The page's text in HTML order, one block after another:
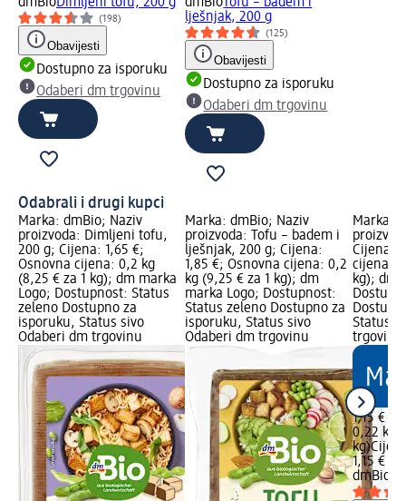
(198)
Obavijesti
Dostupno za isporuku
Odaberi dm trgovinu
lješnjak, 200 g
(125)
Obavijesti
Dostupno za isporuku
Odaberi dm trgovinu
Odabrali i drugi kupci
Marka: dmBio; Naziv
proizvoda: Dimljeni tofu,
200 g; Cijena: 1,65 €;
Osnovna cijena: 0,2 kg
(8,25 € za 1 kg); dm marka
Logo; Dostupnost: Status
zeleno Dostupno za
isporuku, Status sivo
Odaberi dm trgovinu
Marka: dmBio; Naziv
proizvoda: Tofu – badem i
lješnjak, 200 g; Cijena:
1,85 €; Osnovna cijena: 0,2
kg (9,25 € za 1 kg); dm
marka Logo; Dostupnost:
Status zeleno Dostupno za
isporuku, Status sivo
Odaberi dm trgovinu
Marka:
Cijena:
cijena:
kg); dm
Status
trgovinu
1,15 €
0,22 kg
kg)
1,15 €
dmBio